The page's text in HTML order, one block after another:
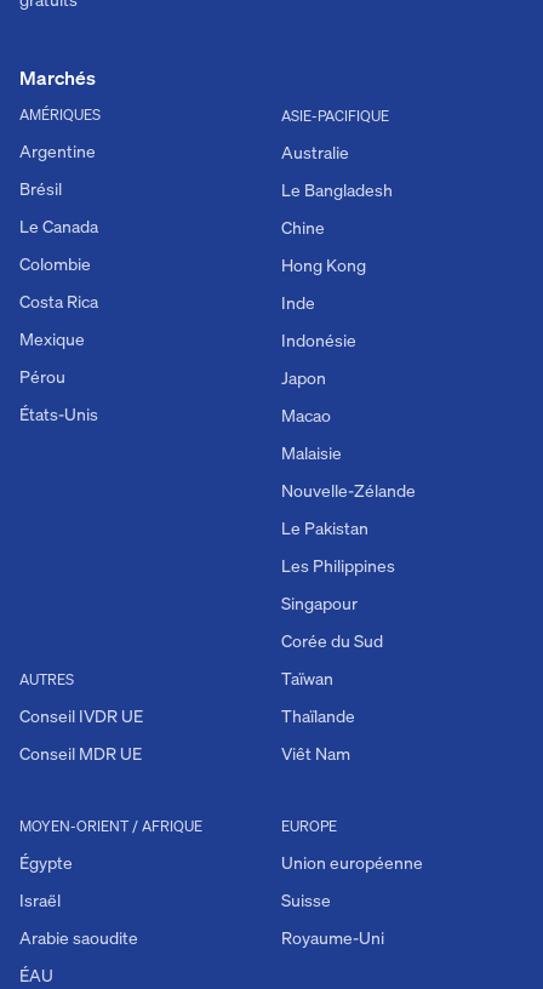
Marchés
AMÉRIQUES
Argentine
Brésil
Le Canada
Colombie
Costa Rica
Mexique
Pérou
États-Unis
AUTRES
Conseil IVDR UE
Conseil MDR UE
EUROPE
Union européenne
Suisse
Royaume-Uni
MOYEN-ORIENT / AFRIQUE
Égypte
Israël
Arabie saoudite
ÉAU
ASIE-PACIFIQUE
Australie
Le Bangladesh
Chine
Hong Kong
Inde
Indonésie
Japon
Macao
Malaisie
Nouvelle-Zélande
Le Pakistan
Les Philippines
Singapour
Corée du Sud
Taïwan
Thaïlande
Viêt Nam